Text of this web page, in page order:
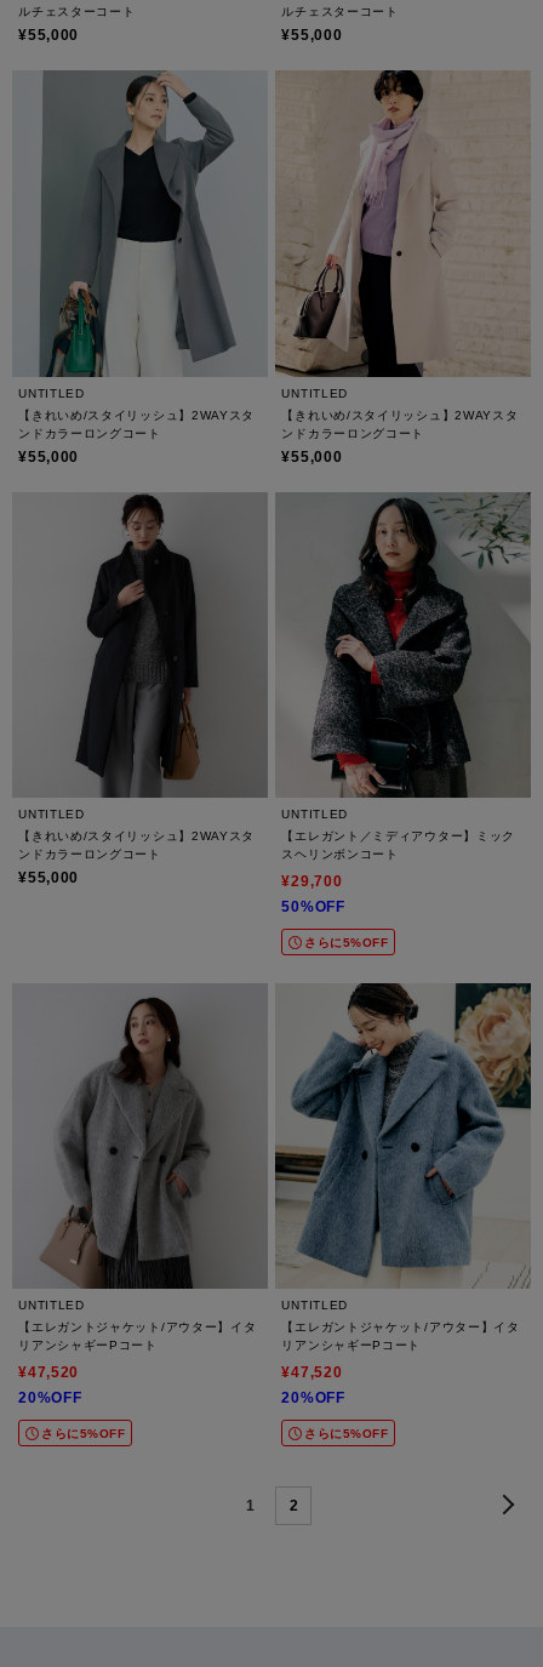
ルチェスターコート
¥55,000
ルチェスターコート
¥55,000
UNTITLED
【きれいめ/スタイリッシュ】2WAYスタ
ンドカラーロングコート
¥55,000
UNTITLED
【きれいめ/スタイリッシュ】2WAYスタ
ンドカラーロングコート
¥55,000
UNTITLED
【きれいめ/スタイリッシュ】2WAYスタ
ンドカラーロングコート
¥55,000
UNTITLED
【エレガント／ミディアウター】ミック
スヘリンボンコート
¥29,700
50%OFF
さらに5%OFF
UNTITLED
【エレガントジャケット/アウター】イタ
リアンシャギーPコート
¥47,520
20%OFF
さらに5%OFF
UNTITLED
【エレガントジャケット/アウター】イタ
リアンシャギーPコート
¥47,520
20%OFF
さらに5%OFF
1 2